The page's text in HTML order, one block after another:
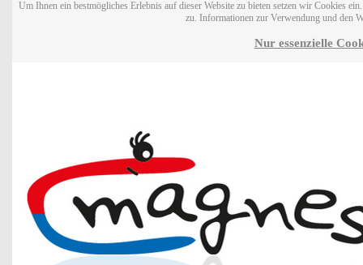
Um Ihnen ein bestmögliches Erlebnis auf dieser Website zu bieten setzen wir Cookies
zu. Informationen zur Verwendung und den
Nur essenzielle